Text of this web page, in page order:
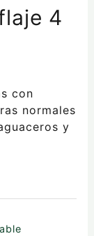
4
con
normales
y